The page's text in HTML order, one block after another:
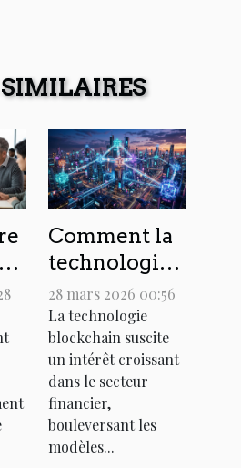
Comment la
technologie
blockchain
transforme-t-
elle les
transactions
financières ?
28 mars 2026 00:56
La technologie
blockchain suscite
un intérêt croissant
dans le secteur
financier,
bouleversant les
modèles...